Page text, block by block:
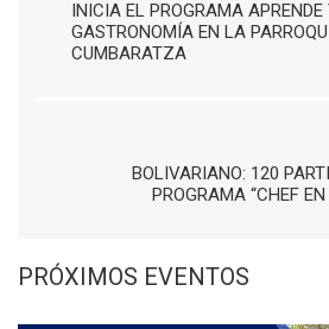
INICIA EL PROGRAMA APRENDE
GASTRONOMÍA EN LA
CUMBARATZA
BOLIVARIANO: 120
PROGRAMA “CHEF
PRÓXIMOS EVENTOS